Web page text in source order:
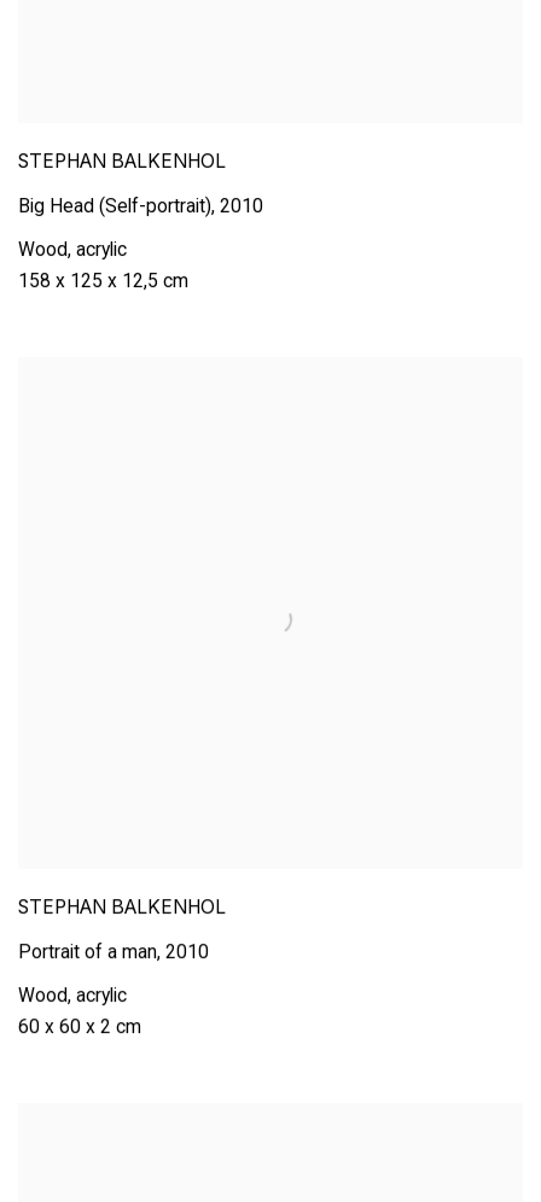
STEPHAN BALKENHOL
Big Head (Self-portrait), 2010
Wood, acrylic
158 x 125 x 12,5 cm
STEPHAN BALKENHOL
Portrait of a man, 2010
Wood, acrylic
60 x 60 x 2 cm